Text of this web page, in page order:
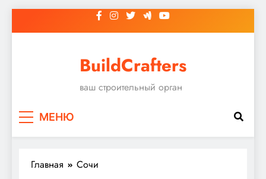
к
BuildCrafters
ваш строительный орган
МЕНЮ
Главная Сочи